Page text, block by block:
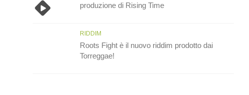
produzione di Rising Time
RIDDIM
Roots Fight è il nuovo riddim prodotto dai
Torreggae!